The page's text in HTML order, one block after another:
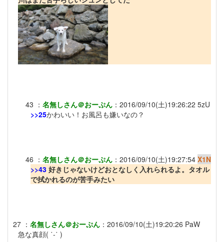
43 ： 名無しさん＠おーぷん ： 2016/09/10(土)19:26:22 5zU
>>25かわいい！お風呂も嫌いなの？
46 ： 名無しさん＠おーぷん ： 2016/09/10(土)19:27:54 X1N
>>43 好きじゃないけどおとなしく入れられるよ。タオル
で拭かれるのが苦手みたい
27 ： 名無しさん＠おーぷん ： 2016/09/10(土)19:20:26 PaW
急な真顔( ˙-˙ )